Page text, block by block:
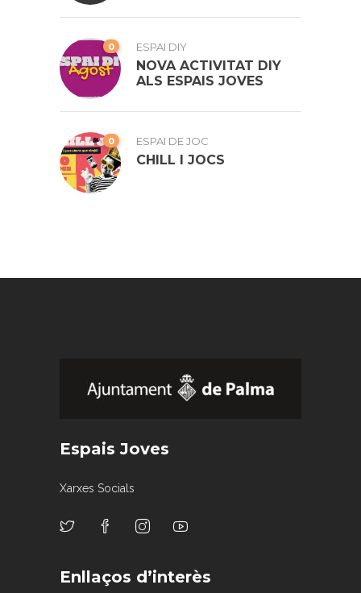
0 ESPAI DIY
NOVA ACTIVITAT DIY
ALS ESPAIS JOVES
0 ESPAI DE JOC
CHILL I JOCS
Espais Joves
Xarxes Socials
Enllaços d’interès